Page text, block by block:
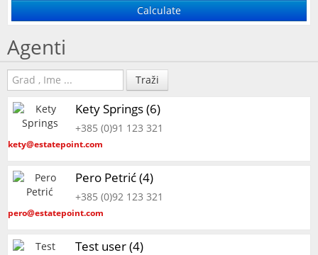
Agenti
Traži
Kety Springs (6)
+385 (0)91 123 321
kety@estatepoint.com
Pero Petrić (4)
+385 (0)92 123 321
pero@estatepoint.com
Test user (4)